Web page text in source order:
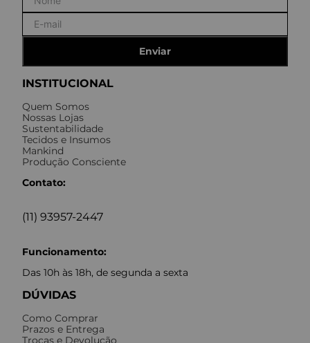
INSTITUCIONAL
Quem Somos
Nossas Lojas
Sustentabilidade
Tecidos e Insumos
Mankind
Produção Consciente
Contato:
(11) 93957-2447
Funcionamento:
Das 10h às 18h, de segunda a sexta
DÚVIDAS
Como Comprar
Prazos e Entrega
Trocas e Devolução
Enviar